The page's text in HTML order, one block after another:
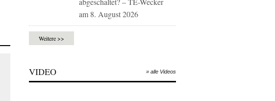
am 8. August 2026
Weitere >>
VIDEO » alle Videos